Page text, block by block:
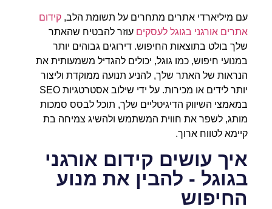
עם מיליארדי אתרים מתחרים על תשומת הלב, קידום
אתרים אורגני בגוגל לעסקים עוזר להבטיח שהאתר
שלך בולט בתוצאות החיפוש. דירוגים גבוהים יותר
במנועי חיפוש, כמו גוגל, יכולים להגדיל משמעותית את
הנראות של האתר שלך, להניע תנועה ממוקדת וליצור
יותר לידים או מכירות. על ידי שילוב אסטרטגיות SEO
במאמצי השיווק הדיגיטליים שלך, תוכל לבסס סמכות
מותג, לשפר את חווית המשתמש ולהשיג צמיחה בת
קיימא לטווח ארוך.
איך עושים קידום אורגני
בגוגל - להבין את מנוע
החיפוש